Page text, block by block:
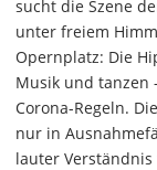
sucht die Szene
unter freiem
Opernplatz: Die
Musik und tanzen
Corona-Regeln.
nur in
lauter